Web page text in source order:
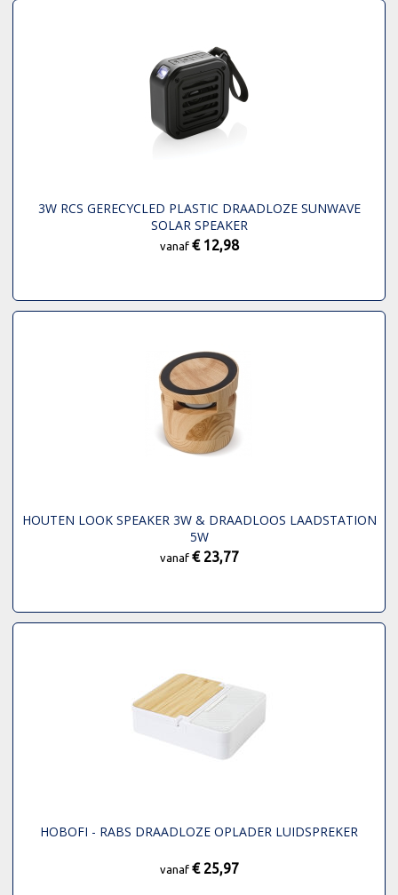
3W RCS GERECYCLED PLASTIC DRAADLOZE SUNWAVE
SOLAR SPEAKER
vanaf € 12,98
HOUTEN LOOK SPEAKER 3W & DRAADLOOS LAADSTATION
5W
vanaf € 23,77
HOBOFI - RABS DRAADLOZE OPLADER LUIDSPREKER
vanaf € 25,97